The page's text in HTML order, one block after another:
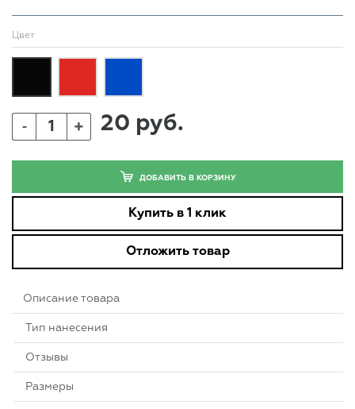
Цвет
- + 20 руб.
ДОБАВИТЬ В КОРЗИНУ
Купить в 1 клик
Отложить товар
Описание товара
Тип нанесения
Отзывы
Размеры